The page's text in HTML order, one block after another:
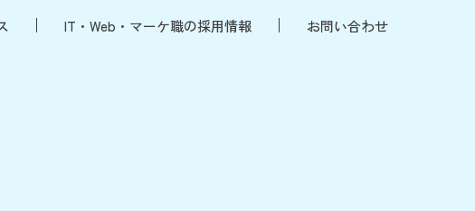
IT・Web・マーケ職の採用情報 お問い合わせ